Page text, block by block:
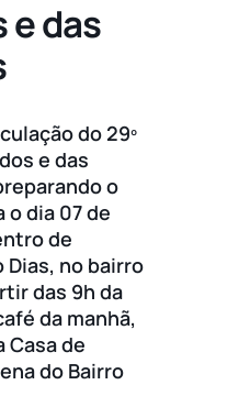
e das
do 29º
e das
o
o dia 07 de
de
Dias, no bairro
das 9h da
da manhã,
Casa de
do Bairro